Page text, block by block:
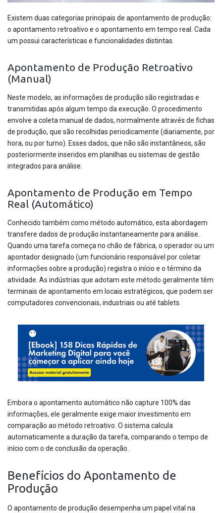
Existem duas categorias principais de apontamento de produção:
o apontamento retroativo e o apontamento em tempo real. Cada
um possui características e funcionalidades distintas.
Apontamento de Produção Retroativo
(Manual)
Neste modelo, as informações de produção são registradas e
transmitidas após algum tempo da execução. O procedimento
envolve a coleta manual de dados, normalmente através de fichas
de produção, que são recolhidas periodicamente (diariamente, por
hora, ou por turno). Esses dados, que não são instantâneos, são
posteriormente inseridos em planilhas ou sistemas de gestão
integrados para análise.
Apontamento de Produção em Tempo
Real (Automático)
Conhecido também como método automático, esta abordagem
transfere dados de produção instantaneamente para análise.
Quando uma tarefa começa no chão de fábrica, o operador ou um
apontador designado (um funcionário responsável por coletar
informações sobre a produção) registra o início e o término da
atividade. As indústrias que adotam este método geralmente têm
terminais de apontamento em locais estratégicos, que podem ser
computadores convencionais, industriais ou até tablets.
Embora o apontamento automático não capture 100% das
informações, ele geralmente exige maior investimento em
comparação ao método retroativo. O sistema calcula
automaticamente a duração da tarefa, comparando o tempo de
início com o de conclusão da operação.
Benefícios do Apontamento de
Produção
O apontamento de produção desempenha um papel vital na